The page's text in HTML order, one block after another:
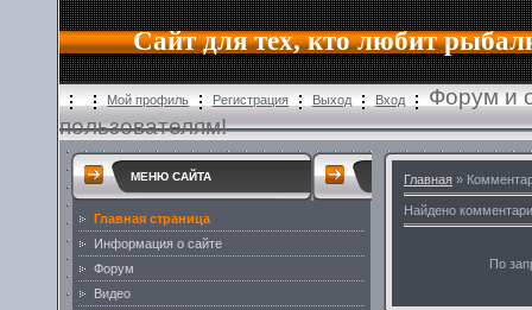
Сайт для тех, кто любит
Мой профиль Регистрация Выход Вход
Форум и
пользователям!
МЕНЮ САЙТА
Главная страница
Информация о сайте
Форум
Видео
Главная »
Найдено
По